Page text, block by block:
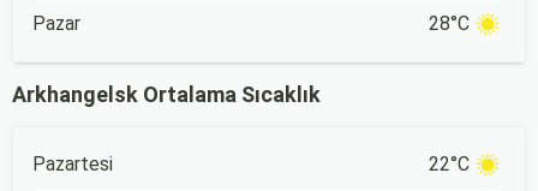
Pazar 28°C
Arkhangelsk Ortalama Sıcaklık
Pazartesi 22°C